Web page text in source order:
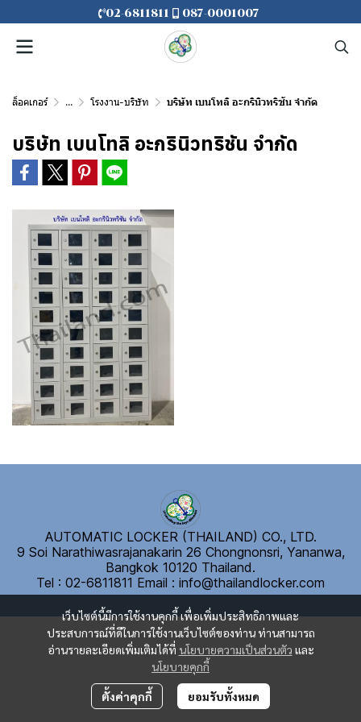
02-6811811 087-0001007
ล็อคเกอร์ ... โรงงาน-บริษัท บริษัท เบนโทลิ อะกรินิวทริชัน จำกัด
บริษัท เบนโทลิ อะกรินิวทริชัน จำกัด
เว็บไซต์นี้มีการใช้งานคุกกี้ เพื่อเพิ่มประสิทธิภาพและ
ประสบการณ์ที่ดีในการใช้งานเว็บไซต์ของท่าน ท่านสามารถ
อ่านรายละเอียดเพิ่มเติมได้ที่ นโยบายความเป็นส่วนตัว และ
นโยบายคุกกี้
ตั้งค่าคุกกี้ ยอมรับทั้งหมด
AUTOMATIC LOCKER (THAILAND) CO., LTD.
9 Soi Narathiwasrajanakarin 26 Chongnonsri, Yananwa,
Bangkok 10120 Thailand.
Tel : 02-6811811 Email : info@thailandlocker.com